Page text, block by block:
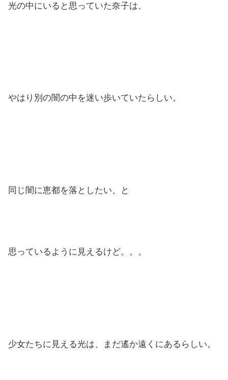
光の中にいると思っていた奈子は、
やはり別の闇の中を迷い歩いていたらしい。
同じ闇に恵都を落としたい、と
思っているように見えるけど。。。
少女たちに見える光は、まだ遙か遠くにあるらしい。